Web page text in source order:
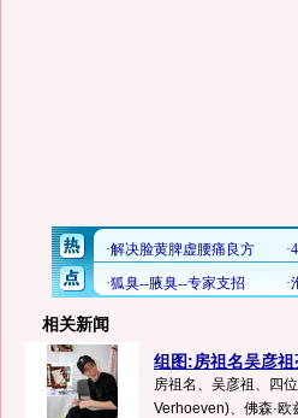
相关新闻
组图:房祖名吴彦
房祖名、吴彦祖、四
Verhoeven)、佛森·